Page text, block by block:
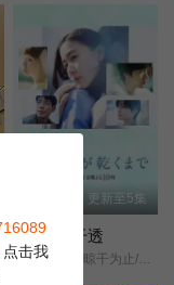
也在不知不觉中展
更新至5集
直到T恤干透
T恤渐干/T恤晾干为止/直到T恤干了为止/Until the T-Shirt Dries/
点击我